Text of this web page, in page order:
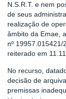
N.S.R.T. e nem
de seus
realização de
âmbito da Emae,
nº
reiterado em
No recurso,
decisão de
premissas